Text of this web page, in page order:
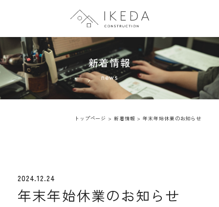
トップページ
会社案内
新着情報
トップページ > 新着情報 >年末年始休業のお知らせ
2024.12.24
年末年始休業のお知らせ